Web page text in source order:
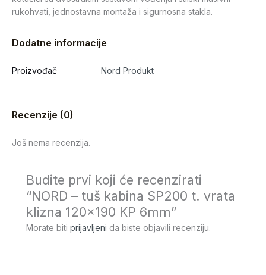
rukohvati, jednostavna montaža i sigurnosna stakla.
Dodatne informacije
Proizvođač Nord Produkt
Recenzije (0)
Još nema recenzija.
Budite prvi koji će recenzirati
“NORD – tuš kabina SP200 t. vrata
klizna 120×190 KP 6mm”
Morate bitiprijavljeni da biste objavili recenziju.